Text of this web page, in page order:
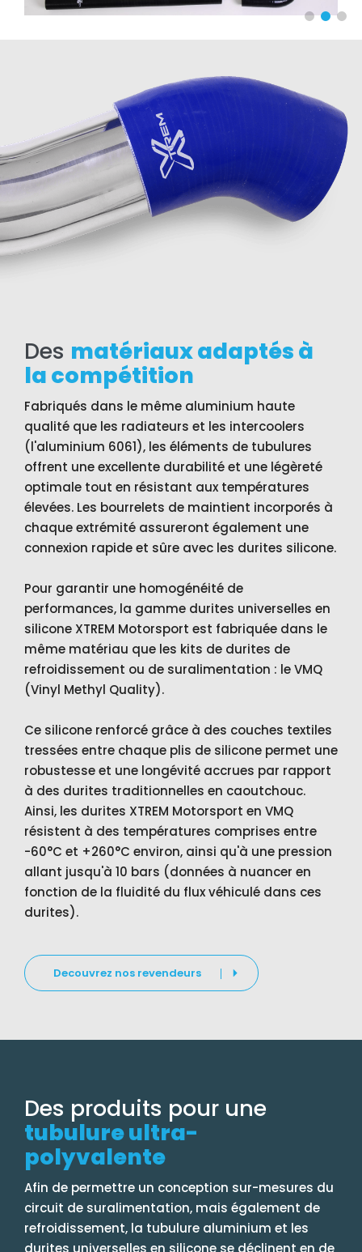
Des matériaux adaptés à
la compétition
Fabriqués dans le même aluminium haute
qualité que les radiateurs et les intercoolers
(l'aluminium 6061), les éléments de tubulures
offrent une excellente durabilité et une légèreté
optimale tout en résistant aux températures
élevées. Les bourrelets de maintient incorporés à
chaque extrémité assureront également une
connexion rapide et sûre avec les durites silicone.
Pour garantir une homogénéité de
performances, la gamme durites universelles en
silicone XTREM Motorsport est fabriquée dans le
même matériau que les kits de durites de
refroidissement ou de suralimentation : le VMQ
(Vinyl Methyl Quality).
Ce silicone renforcé grâce à des couches textiles
tressées entre chaque plis de silicone permet une
robustesse et une longévité accrues par rapport
à des durites traditionnelles en caoutchouc.
Ainsi, les durites XTREM Motorsport en VMQ
résistent à des températures comprises entre
-60°C et +260°C environ, ainsi qu'à une pression
allant jusqu'à 10 bars (données à nuancer en
fonction de la fluidité du flux véhiculé dans ces
durites).
Decouvrez nos revendeurs
Des produits pour une
tubulure ultra-
polyvalente
Afin de permettre un conception sur-mesures du
circuit de suralimentation, mais également de
refroidissement, la tubulure aluminium et les